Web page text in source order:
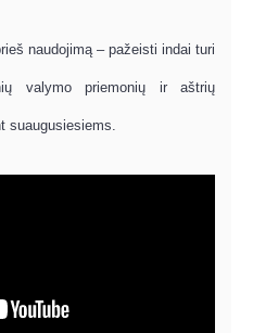
naudojimą – pažeisti indai turi
valymo priemonių ir aštrių
suaugusiesiems.